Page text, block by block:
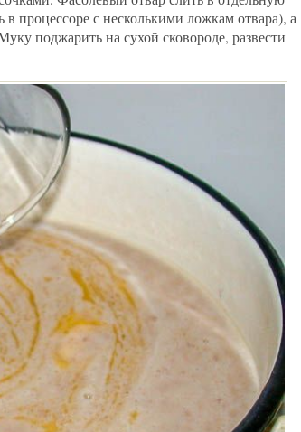
процессоре с несколькими ложкам отвара), а
поджарить на сухой сковороде, развести